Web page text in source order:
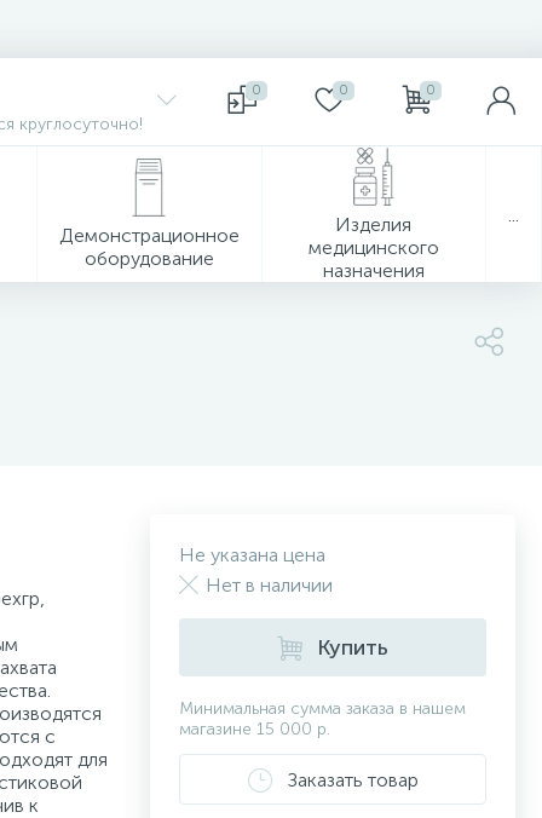
круглосуточно!
0 0 0
Демонстрационное
оборудование
Изделия
медицинского
назначения
с
для
к
Не указана цена
Нет в наличии
Купить
Минимальная сумма заказа в нашем
магазине 15 000 р.
Заказать товар